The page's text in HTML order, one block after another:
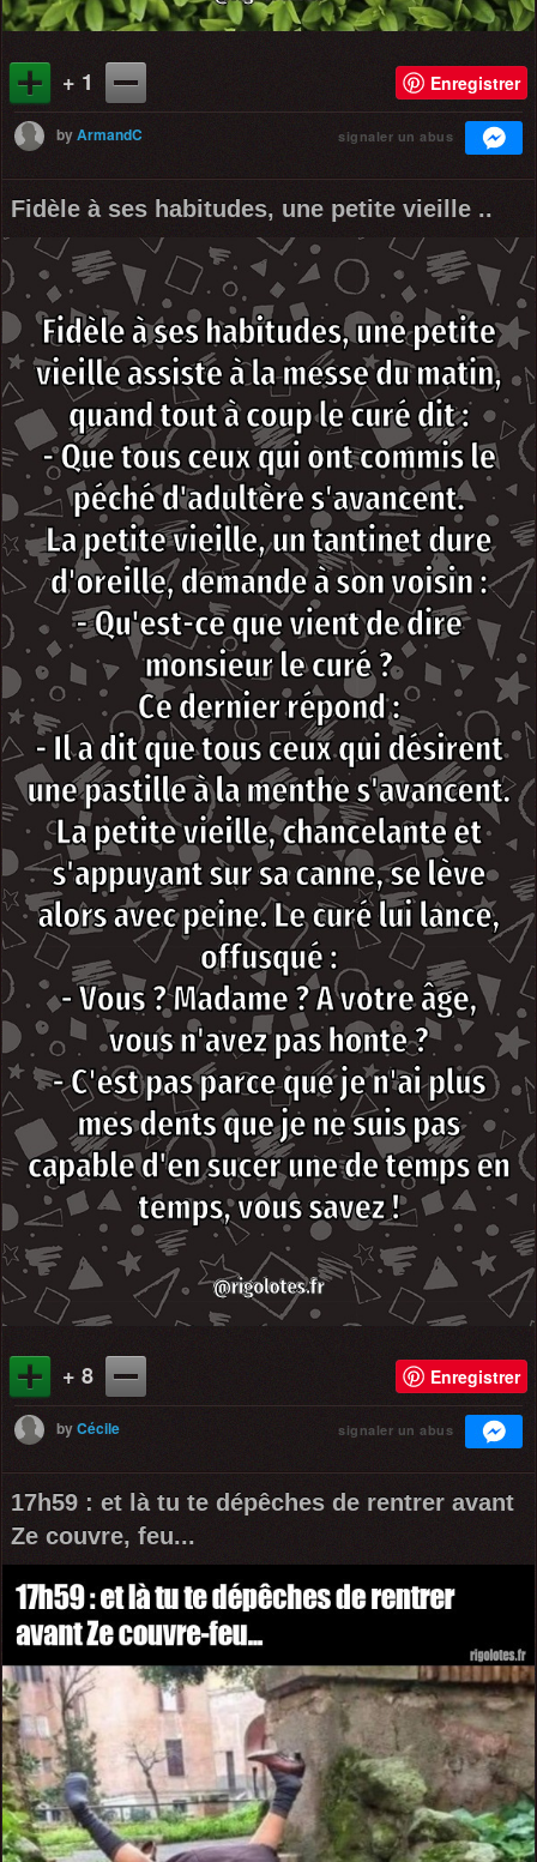
+ 1 Enregistrer
byArmandC signaler un abus
Fidèle à ses habitudes, une petite vieille ..
+ 8 Enregistrer
byCécile signaler un abus
17h59 : et là tu te dépêches de rentrer avant
Ze couvre, feu...